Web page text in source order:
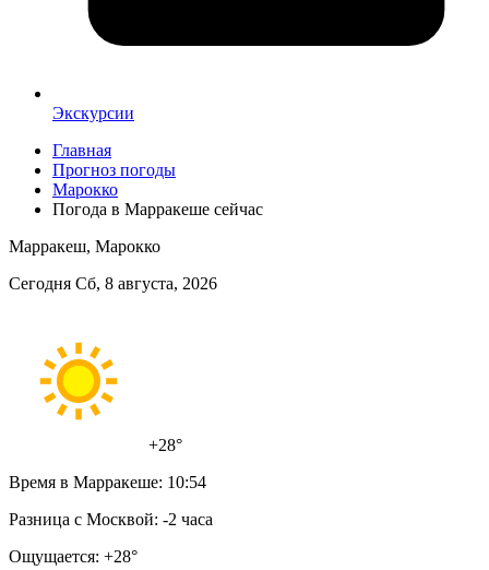
Экскурсии
Главная
Прогноз погоды
Марокко
Погода в Марракеше сейчас
Марракеш, Марокко
Сегодня Сб, 8 августа, 2026
+28°
Время в Марракеше: 10:54
Разница с Москвой: -2 часа
Ощущается: +28°